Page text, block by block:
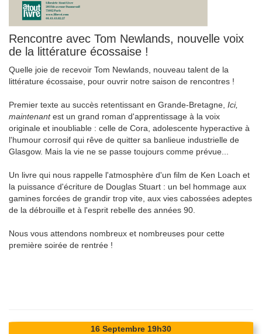
Rencontre avec Tom Newlands, nouvelle voix
de la littérature écossaise !
Quelle joie de recevoir Tom Newlands, nouveau talent de la
littérature écossaise, pour ouvrir notre saison de rencontres !
Premier texte au succès retentissant en Grande-Bretagne, Ici,
maintenantest un grand roman d'apprentissage à la voix
originale et inoubliable : celle de Cora, adolescente hyperactive à
l'humour corrosif qui rêve de quitter sa banlieue industrielle de
Glasgow. Mais la vie ne se passe toujours comme prévue...
Un livre qui nous rappelle l'atmosphère d'un film de Ken Loach et
la puissance d'écriture de Douglas Stuart : un bel hommage aux
gamines forcées de grandir trop vite, aux vies cabossées adeptes
de la débrouille et à l'esprit rebelle des années 90.
Nous vous attendons nombreux et nombreuses pour cette
première soirée de rentrée !
16 Septembre 19h30